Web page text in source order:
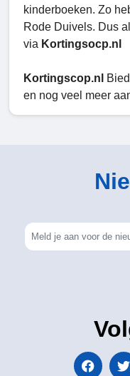
kinderboeken. Zo
Rode Duivels. Dus
via Kortingsocp.nl
Kortingscop.nl
en nog veel meer